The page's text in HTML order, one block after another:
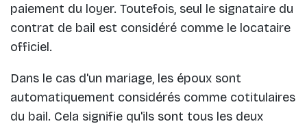
paiement du loyer. Toutefois, seul le signataire du
contrat de bail est considéré comme le locataire
officiel.
Dans le cas d'un mariage, les époux sont
automatiquement considérés comme cotitulaires
du bail. Cela signifie qu'ils sont tous les deux